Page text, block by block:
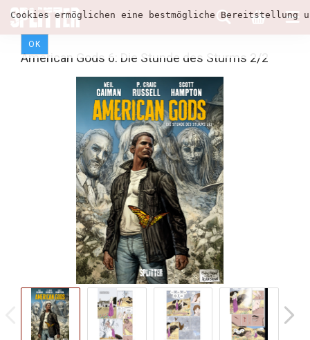
Cookies ermöglichen eine bestmögliche
OK
American Gods 6: Die Stunde des Sturms 2/2